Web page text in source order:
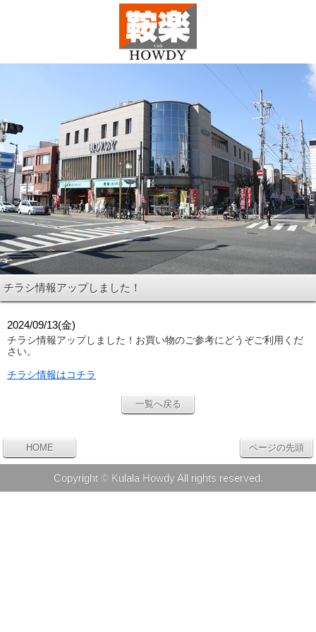
チラシ情報アップしました！
2024/09/13(金)
チラシ情報アップしました！ お買い物のご参考にどうぞご利用くだ
さい。
チラシ情報はコチラ
一覧へ戻る
HOME ページの先頭
Copyright © Kulala Howdy All rights reserved.